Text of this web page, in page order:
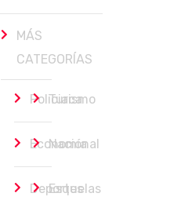
MÁS
CATEGORÍAS
Policiaca
Turismo
Economía
Nacional
Deportes
Esquelas